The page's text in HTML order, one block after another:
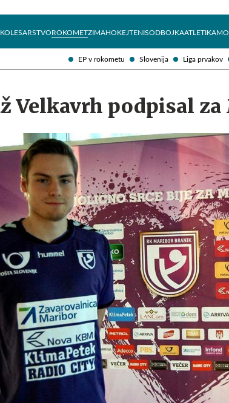
EP v rokometu Slovenija Liga prvakov
KOLESARSTVOROKOMETZIMAHOKEJTENISODBOJKAATLETIKA
Velkavrh podpisal